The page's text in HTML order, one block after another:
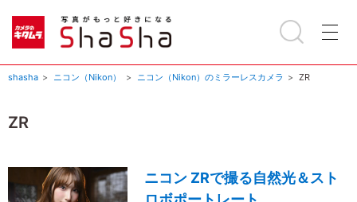
shasha ニコン（Nikon） ニコン（Nikon）のミラーレスカメラ ZR
ZR
ニコン ZRで撮る自然光＆スト